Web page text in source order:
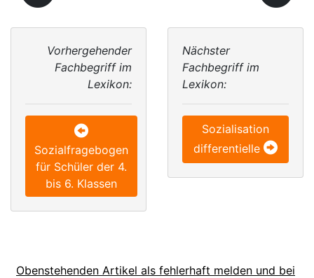
Vorhergehender
Fachbegriff im
Lexikon:
Sozialfragebogen
für Schüler der 4.
bis 6. Klassen
Nächster
Fachbegriff im
Lexikon:
Sozialisation
differentielle
Obenstehenden Artikel als fehlerhaft melden und bei